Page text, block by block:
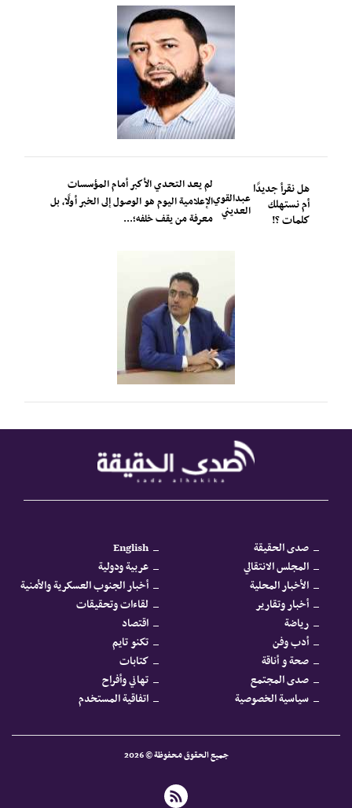
هل نقرأ جديدًا
أم نستهلك
كلمات ؟!
عبدالقوي
العديني
لم يعد التحدي الأكبر أمام المؤسسات
الإعلامية اليوم هو الوصول إلى الخبر أولًا، بل
معرفة من يقف خلفه؛...
صدى الحقيقة
English
المجلس الانتقالي
عربية ودولية
الأخبار المحلية
أخبار الجنوب العسكرية والأمنية
أخبار وتقارير
لقاءات وتحقيقات
رياضة
اقتصاد
أدب وفن
تكنو تايم
صحة و أناقة
كتابات
صدى المجتمع
تهاني وأفراح
سياسية الخصوصية
اتفاقية المستخدم
جميع الحقوق محفوظة © 2026